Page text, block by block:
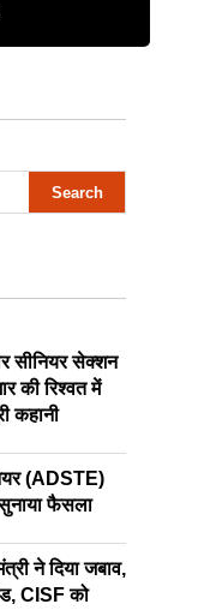
सीनियर सेक्शन
की रिश्वत में
कहानी
(ADSTE)
फैसला
ने दिया जबाव,
CISF को